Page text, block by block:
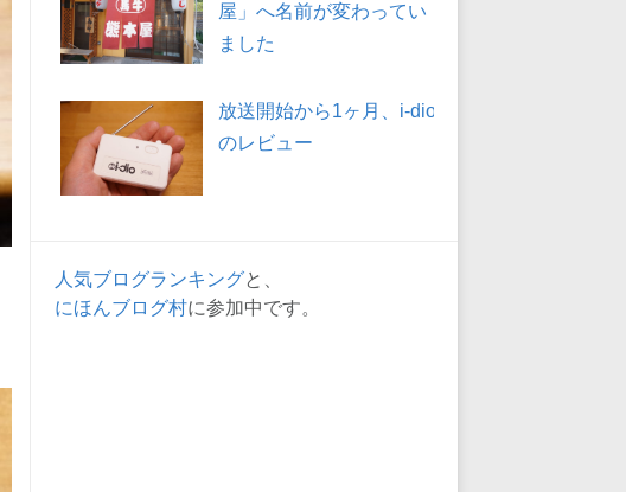
屋」へ名前が変わってい
ました
放送開始から1ヶ月、i-dio
のレビュー
人気ブログランキングと、
にほんブログ村に参加中です。